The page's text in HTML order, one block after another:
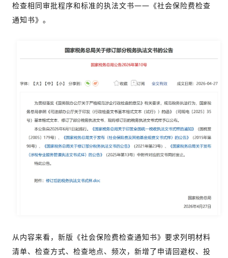
检查相同审批程序和标准的执法文书——《社会保险费检查
通知书》。
从内容来看，新版《社会保险费检查通知书》要求列明材料
清单、检查方式、检查地点、频次，新增了申请回避权、投